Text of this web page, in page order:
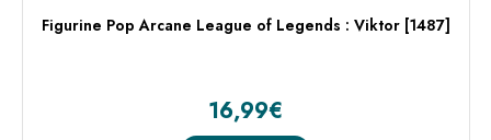
Figurine Pop Arcane League of Legends : Viktor [1487]
16,99€